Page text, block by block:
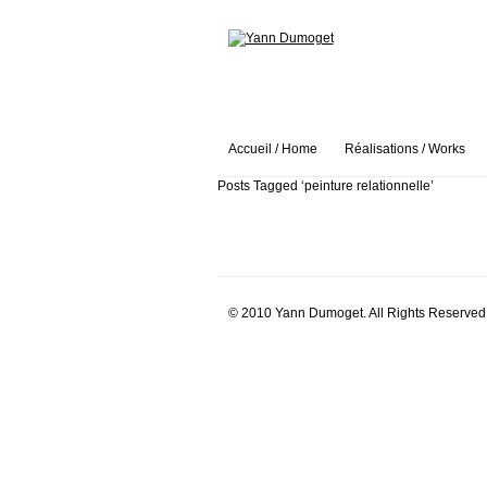
Accueil / Home Réalisations / Works
Posts Tagged ‘peinture relationnelle’
© 2010 Yann Dumoget. All Rights